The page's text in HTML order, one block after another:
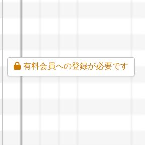
有料会員への登録が必要です